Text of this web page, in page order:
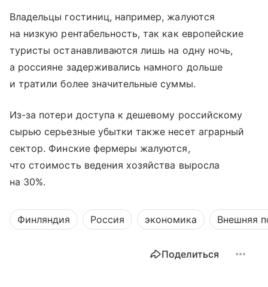
Владельцы гостиниц, например, жалуются
на низкую рентабельность, так как европейские
туристы останавливаются лишь на одну ночь,
а россияне задерживались намного дольше
и тратили более значительные суммы.
Из-за потери доступа к дешевому российскому
сырью серьезные убытки также несет аграрный
сектор. Финские фермеры жалуются,
что стоимость ведения хозяйства выросла
на 30%.
Финляндия Россия экономика Внешняя
Поделиться